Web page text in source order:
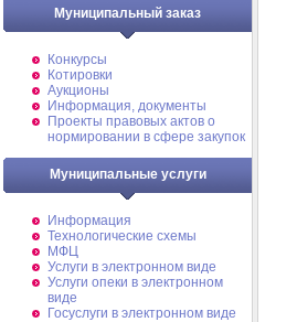
Муниципальный заказ
Конкурсы
Котировки
Аукционы
Информация, документы
Проекты правовых актов о
нормировании в сфере закупок
Муниципальные услуги
Информация
Технологические схемы
МФЦ
Услуги в электронном виде
Услуги опеки в электронном
виде
Госуслуги в электронном виде